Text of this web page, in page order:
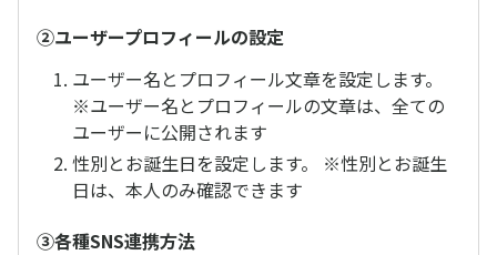
②ユーザープロフィールの設定
ユーザー名とプロフィール文章を設定します。
※ユーザー名とプロフィールの文章は、全ての
ユーザーに公開されます
性別とお誕生日を設定します。 ※性別とお誕生
日は、本人のみ確認できます
③各種SNS連携方法